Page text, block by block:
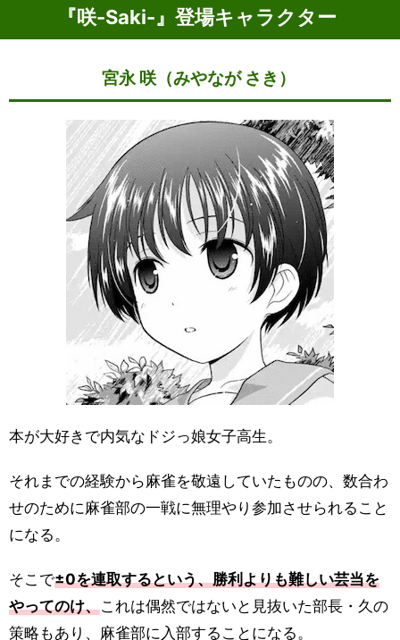
『咲-Saki-』登場キャラクター
宮永 咲（みやなが さき）
本が大好きで内気なドジっ娘女子高生。
それまでの経験から麻雀を敬遠していたものの、数合わ
せのために麻雀部の一戦に無理やり参加させられること
になる。
そこで±0を連取するという、勝利よりも難しい芸当を
やってのけ、これは偶然ではないと見抜いた部長・久の
策略もあり、麻雀部に入部することになる。